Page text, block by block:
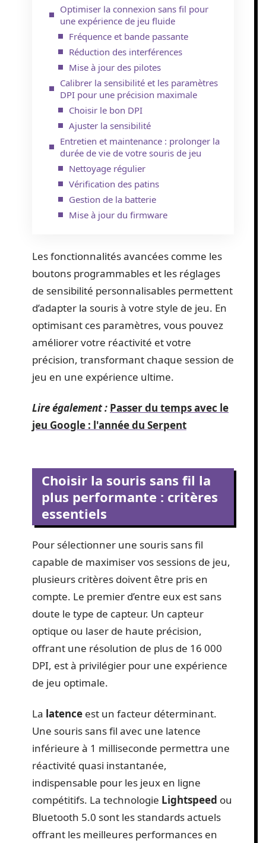
Optimiser la connexion sans fil pour
une expérience de jeu fluide
Fréquence et bande passante
Réduction des interférences
Mise à jour des pilotes
Calibrer la sensibilité et les paramètres
DPI pour une précision maximale
Choisir le bon DPI
Ajuster la sensibilité
Entretien et maintenance : prolonger la
durée de vie de votre souris de jeu
Nettoyage régulier
Vérification des patins
Gestion de la batterie
Mise à jour du firmware
Les fonctionnalités avancées comme les
boutons programmables et les réglages
de sensibilité personnalisables permettent
d’adapter la souris à votre style de jeu. En
optimisant ces paramètres, vous pouvez
améliorer votre réactivité et votre
précision, transformant chaque session de
jeu en une expérience ultime.
Lire également : Passer du temps avec le
jeu Google : l'année du Serpent
Choisir la souris sans fil la
plus performante : critères
essentiels
Pour sélectionner une souris sans fil
capable de maximiser vos sessions de jeu,
plusieurs critères doivent être pris en
compte. Le premier d’entre eux est sans
doute le type de capteur. Un capteur
optique ou laser de haute précision,
offrant une résolution de plus de 16 000
DPI, est à privilégier pour une expérience
de jeu optimale.
La latence est un facteur déterminant.
Une souris sans fil avec une latence
inférieure à 1 milliseconde permettra une
réactivité quasi instantanée,
indispensable pour les jeux en ligne
compétitifs. La technologie Lightspeed ou
Bluetooth 5.0 sont les standards actuels
offrant les meilleures performances en